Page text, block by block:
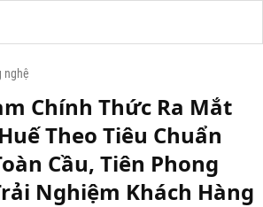
nghệ
Chính Thức Ra Mắt
Theo Tiêu Chuẩn
Cầu, Tiên Phong
Nghiệm Khách Hàng